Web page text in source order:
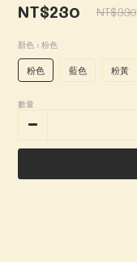
NT$230 NT$330
顏色 : 粉色
粉色 藍色 粉黃
數量